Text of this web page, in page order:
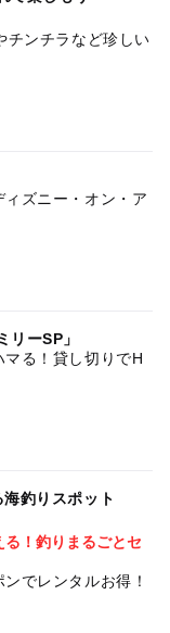
チンチラなど珍しい
ズニー・オン・ア
ーSP」
る！貸し切りでH
釣りスポット
！釣りまるごとセ
でレンタルお得！